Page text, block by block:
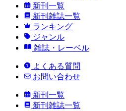
新刊一覧
新刊雑誌一覧
ランキング
ジャンル
雑誌・レーベル
よくある質問
お問い合わせ
新刊一覧
新刊雑誌一覧